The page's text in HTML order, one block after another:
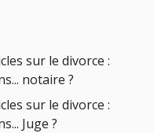
sur le divorce :
notaire ?
sur le divorce :
Juge ?